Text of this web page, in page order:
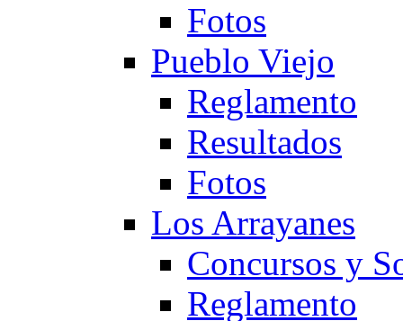
Fotos
Pueblo Viejo
Reglamento
Resultados
Fotos
Los Arrayanes
Concursos y
Reglamento